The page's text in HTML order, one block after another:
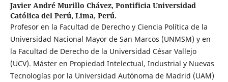
Javier André Murillo Chávez, Pontificia Universidad
Católica del Perú, Lima, Perú.
Profesor en la Facultad de Derecho y Ciencia Política de la
Universidad Nacional Mayor de San Marcos (UNMSM) y en
la Facultad de Derecho de la Universidad César Vallejo
(UCV). Máster en Propiedad Intelectual, Industrial y Nuevas
Tecnologías por la Universidad Autónoma de Madrid (UAM)